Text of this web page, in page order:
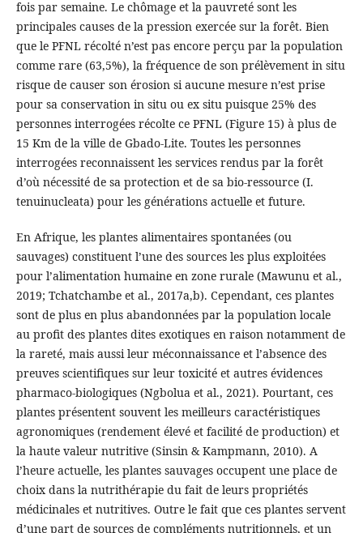
fois par semaine. Le chômage et la pauvreté sont les
principales causes de la pression exercée sur la forêt. Bien
que le PFNL récolté n’est pas encore perçu par la population
comme rare (63,5%), la fréquence de son prélèvement in situ
risque de causer son érosion si aucune mesure n’est prise
pour sa conservation in situ ou ex situ puisque 25% des
personnes interrogées récolte ce PFNL (Figure 15) à plus de
15 Km de la ville de Gbado-Lite. Toutes les personnes
interrogées reconnaissent les services rendus par la forêt
d’où nécessité de sa protection et de sa bio-ressource (I.
tenuinucleata) pour les générations actuelle et future.
En Afrique, les plantes alimentaires spontanées (ou
sauvages) constituent l’une des sources les plus exploitées
pour l’alimentation humaine en zone rurale (Mawunu et al.,
2019; Tchatchambe et al., 2017a,b). Cependant, ces plantes
sont de plus en plus abandonnées par la population locale
au profit des plantes dites exotiques en raison notamment de
la rareté, mais aussi leur méconnaissance et l’absence des
preuves scientifiques sur leur toxicité et autres évidences
pharmaco-biologiques (Ngbolua et al., 2021). Pourtant, ces
plantes présentent souvent les meilleurs caractéristiques
agronomiques (rendement élevé et facilité de production) et
la haute valeur nutritive (Sinsin & Kampmann, 2010). A
l’heure actuelle, les plantes sauvages occupent une place de
choix dans la nutrithérapie du fait de leurs propriétés
médicinales et nutritives. Outre le fait que ces plantes servent
d’une part de sources de compléments nutritionnels, et un